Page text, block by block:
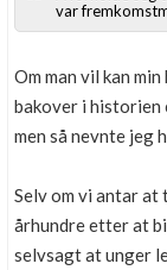
var
Om man vil kan
bakover i historien
men så nevnte jeg
Selv om vi antar at
århundre etter at
selvsagt at unger